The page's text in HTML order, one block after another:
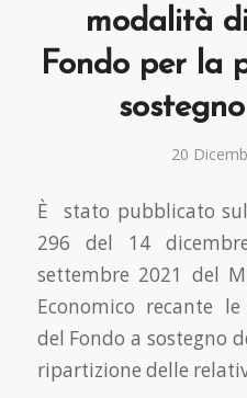
modalità
Fondo per la
20
È stato pubblicato
296 del 14
settembre 2021 del
Economico recante
del Fondo a sostegno
ripartizione delle